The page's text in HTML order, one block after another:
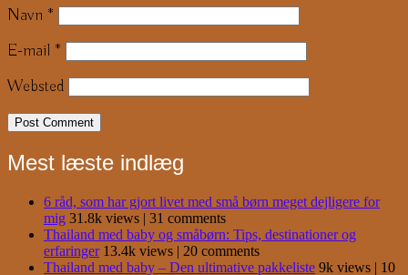
Navn *
E-mail *
Websted
Mest læste indlæg
6 råd, som har gjort livet med små børn meget dejligere for
mig 31.8k views | 31 comments
Thailand med baby og småbørn: Tips, destinationer og
erfaringer 13.4k views | 20 comments
Thailand med baby – Den ultimative pakkeliste 9k views | 10